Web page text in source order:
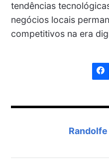
tendências
negócios locais
competitivos na era